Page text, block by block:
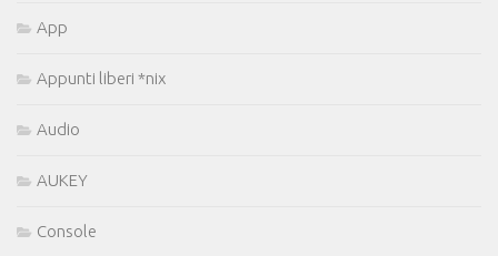
App
Appunti liberi *nix
Audio
AUKEY
Console